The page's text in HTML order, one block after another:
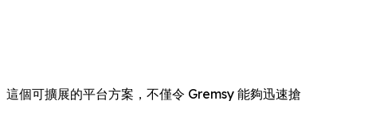
個可擴展的平台方案，不僅令 Gremsy 能夠迅速搶